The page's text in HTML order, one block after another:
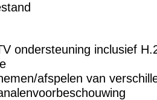
ondersteuning inclusief
afspelen van